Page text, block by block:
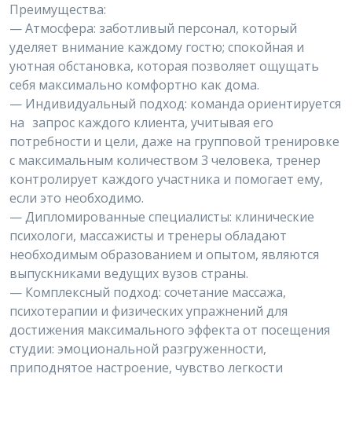
Преимущества:
— Атмосфера: заботливый персонал, который
уделяет внимание каждому гостю; спокойная и
уютная обстановка, которая позволяет ощущать
себя максимально комфортно как дома.
— Индивидуальный подход: команда ориентируется
на запрос каждого клиента, учитывая его
потребности и цели, даже на групповой тренировке
с максимальным количеством 3 человека, тренер
контролирует каждого участника и помогает ему,
если это необходимо.
— Дипломированные специалисты: клинические
психологи, массажисты и тренеры обладают
необходимым образованием и опытом, являются
выпускниками ведущих вузов страны.
— Комплексный подход: сочетание массажа,
психотерапии и физических упражнений для
достижения максимального эффекта от посещения
студии: эмоциональной разгруженности,
приподнятое настроение, чувство легкости